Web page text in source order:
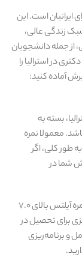
ایرانیان است. این
زندگی عالی،
از جمله دانشجویان
در استرالیا را
آماده کنید:
بسته به
معمولا نمره
۶ تا ۷.۵ متغیر است. به طور کلی، اگر
پذیرش شما در
دانشگاه‌های معتبر استرالیا معمولا به داوطلبانی که نمره آیلتس بالای ۷.۰
برای تحصیل در
و برنامه‌ریزی